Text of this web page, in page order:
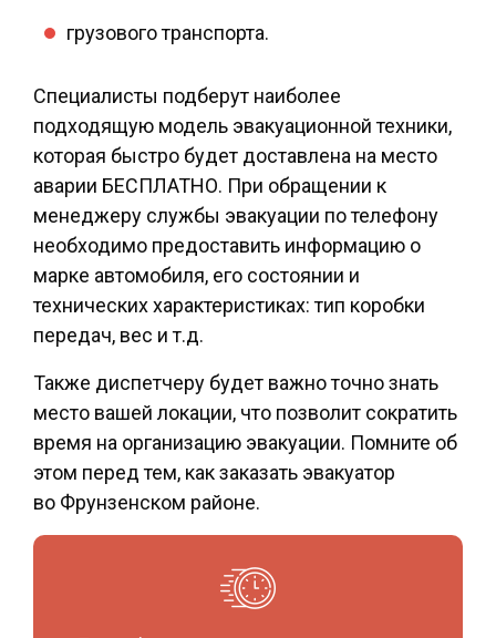
грузового транспорта.
Специалисты подберут наиболее
подходящую модель эвакуационной техники,
которая быстро будет доставлена на место
аварии БЕСПЛАТНО. При обращении к
менеджеру службы эвакуации по телефону
необходимо предоставить информацию о
марке автомобиля, его состоянии и
технических характеристиках: тип коробки
передач, вес и т.д.
Также диспетчеру будет важно точно знать
место вашей локации, что позволит сократить
время на организацию эвакуации. Помните об
этом перед тем, как заказать эвакуатор
во Фрунзенском районе.